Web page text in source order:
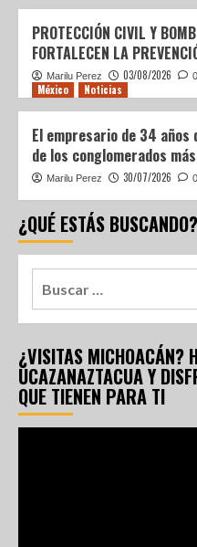
PROTECCIÓN CIVIL Y
FORTALECEN LA
Marilu Perez 03/08/2026 0
México Noticias
El empresario de 34
de los conglomerados
Marilu Perez 30/07/2026 0
¿QUÉ ESTÁS BUSCANDO?
¿VISITAS MICHOACÁN?
UCAZANAZTACUA Y
QUE TIENEN PARA TI